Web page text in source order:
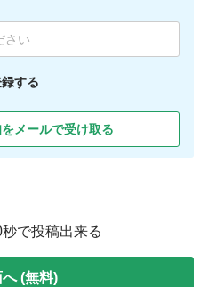
する
メールで受け取る
で投稿出来る
(無料)